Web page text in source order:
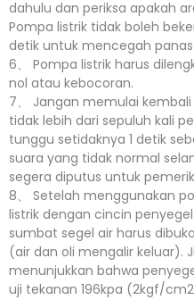
dahulu dan periksa apakah
Pompa listrik tidak boleh
detik untuk mencegah
6、 Pompa listrik harus
nol atau kebocoran.
7、 Jangan memulai
tidak lebih dari sepuluh kali
tunggu setidaknya 1 detik
suara yang tidak normal
segera diputus untuk
8、 Setelah menggunakan
listrik dengan cincin
sumbat segel air harus
(air dan oli mengalir keluar).
menunjukkan bahwa
uji tekanan 196kpa (2kgf/